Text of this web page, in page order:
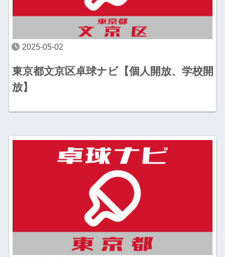
2025-05-02
東京都文京区卓球ナビ【個人開放、学校開
放】